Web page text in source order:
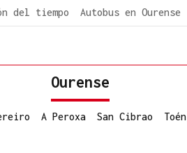
del tiempo Autobus en Ourense
Ourense
A Peroxa San Cibrao Toén